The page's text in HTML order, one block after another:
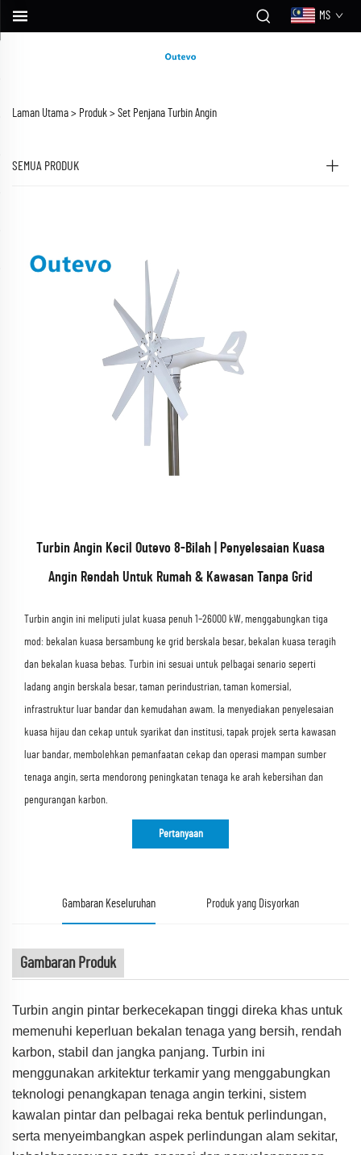
MS
Laman Utama > Produk > Set Penjana Turbin Angin
SEMUA PRODUK
Turbin Angin Kecil Outevo 8-Bilah | Penyelesaian Kuasa
Angin Rendah Untuk Rumah & Kawasan Tanpa Grid
Turbin angin ini meliputi julat kuasa penuh 1–26000 kW, menggabungkan tiga
mod: bekalan kuasa bersambung ke grid berskala besar, bekalan kuasa teragih
dan bekalan kuasa bebas. Turbin ini sesuai untuk pelbagai senario seperti
ladang angin berskala besar, taman perindustrian, taman komersial,
infrastruktur luar bandar dan kemudahan awam. Ia menyediakan penyelesaian
kuasa hijau dan cekap untuk syarikat dan institusi, tapak projek serta kawasan
luar bandar, membolehkan pemanfaatan cekap dan operasi mampan sumber
tenaga angin, serta mendorong peningkatan tenaga ke arah kebersihan dan
pengurangan karbon.
Pertanyaan
Gambaran Keseluruhan Produk yang Disyorkan
Gambaran Produk
Turbin angin pintar berkecekapan tinggi direka khas untuk
memenuhi keperluan bekalan tenaga yang bersih, rendah
karbon, stabil dan jangka panjang. Turbin ini
menggunakan arkitektur terkamir yang menggabungkan
teknologi penangkapan tenaga angin terkini, sistem
kawalan pintar dan pelbagai reka bentuk perlindungan,
serta menyeimbangkan aspek perlindungan alam sekitar,